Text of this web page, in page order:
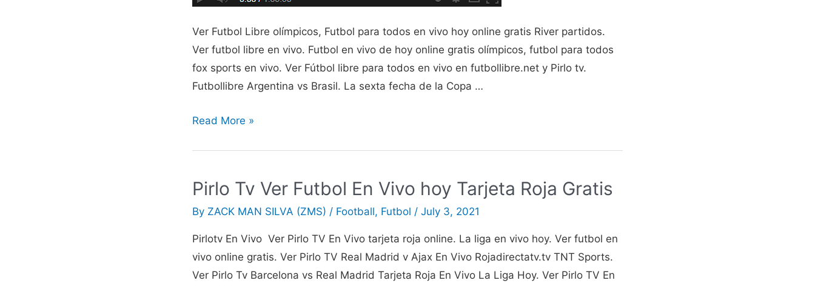
Ver Futbol Libre olímpicos, Futbol para todos en vivo hoy online gratis River partidos.
Ver futbol libre en vivo. Futbol en vivo de hoy online gratis olímpicos, futbol para todos
fox sports en vivo. Ver Fútbol libre para todos en vivo en futbollibre.net y Pirlo tv.
Futbollibre Argentina vs Brasil. La sexta fecha de la Copa …
Fútbol
vivo
para
futbollibre.online
Read More »
Pirlo Tv Ver Futbol En Vivo hoy Tarjeta Roja Gratis
By ZACK MAN SILVA (ZMS) / Football, Futbol / July 3, 2021
Pirlotv En Vivo Ver Pirlo TV En Vivo tarjeta roja online. La liga en vivo hoy. Ver futbol en
vivo online gratis. Ver Pirlo TV Real Madrid v Ajax En Vivo Rojadirectatv.tv TNT Sports.
Ver Pirlo Tv Barcelona vs Real Madrid Tarjeta Roja En Vivo La Liga Hoy. Ver Pirlo TV En